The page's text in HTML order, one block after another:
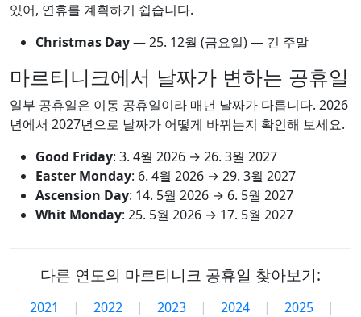
있어, 연휴를 계획하기 쉽습니다.
Christmas Day—25. 12월 (금요일) — 긴 주말
마르티니크에서 날짜가 변하는 공휴일
일부 공휴일은 이동 공휴일이라 매년 날짜가 다릅니다. 2026
년에서 2027년으로 날짜가 어떻게 바뀌는지 확인해 보세요.
Good Friday: 3. 4월 2026 → 26. 3월 2027
Easter Monday: 6. 4월 2026 → 29. 3월 2027
Ascension Day: 14. 5월 2026 → 6. 5월 2027
Whit Monday: 25. 5월 2026 → 17. 5월 2027
다른 연도의 마르티니크 공휴일 찾아보기:
2021 | 2022 | 2023 | 2024 | 2025
|